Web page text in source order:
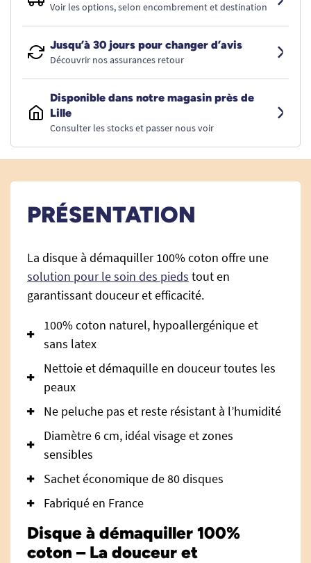
Voir les options, selon encombrement et destination
Jusqu’à 30 jours pour changer d’avis
Découvrir nos assurances retour
Disponible dans notre magasin près de
Lille
Consulter les stocks et passer nous voir
PRÉSENTATION
La disque à démaquiller 100% coton offre une
solution pour le soin des pieds tout en
garantissant douceur et efficacité.
100% coton naturel, hypoallergénique et
sans latex
Nettoie et démaquille en douceur toutes les
peaux
Ne peluche pas et reste résistant à l’humidité
Diamètre 6 cm, idéal visage et zones
sensibles
Sachet économique de 80 disques
Fabriqué en France
Disque à démaquiller 100%
coton – La douceur et